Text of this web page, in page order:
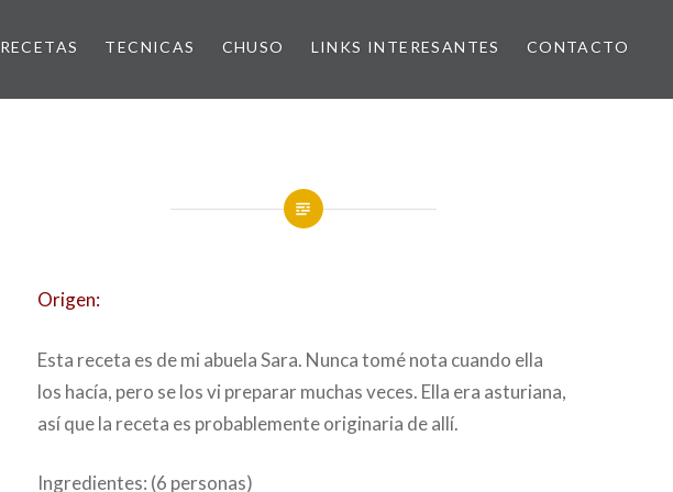
RECETAS TECNICAS CHUSO LINKS INTERESANTES CONTACTO
Origen:
Esta receta es de mi abuela Sara. Nunca tomé nota cuando ella
los hacía, pero se los vi preparar muchas veces. Ella era asturiana,
así que la receta es probablemente originaria de allí.
Ingredientes: (6 personas)